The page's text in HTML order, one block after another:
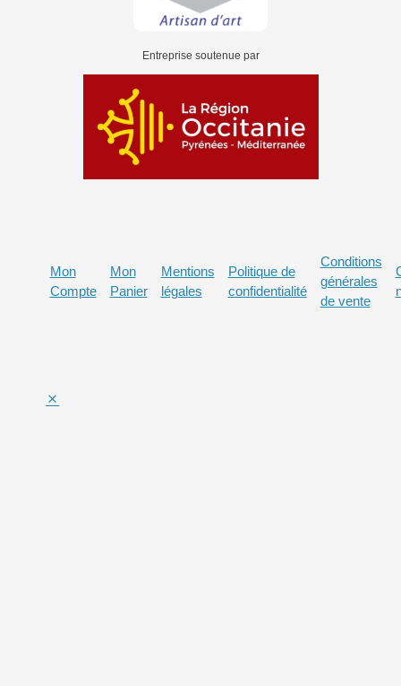
Entreprise soutenue par
Mon
Compte
Mon
Panier
Mentions
légales
Politique de
confidentialité
Conditions
générales
de vente